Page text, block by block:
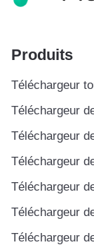
Produits
Téléchargeur
Téléchargeur
Téléchargeur
Téléchargeur
Téléchargeur
Téléchargeur
Téléchargeur